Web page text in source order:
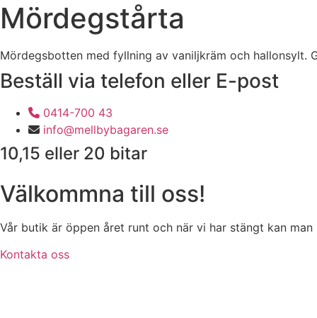
Mördegstårta
Mördegsbotten med fyllning av vaniljkräm och hallonsylt.
Beställ via telefon eller E-post
0414-700 43
info@mellbybagaren.se
10,15 eller 20 bitar
Välkommna till oss!
Vår butik är öppen året runt och när vi har stängt kan
Kontakta oss